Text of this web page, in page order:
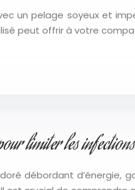
un pelage soyeux et
peut offrir à votre
limiter les
débordant d’énergie,